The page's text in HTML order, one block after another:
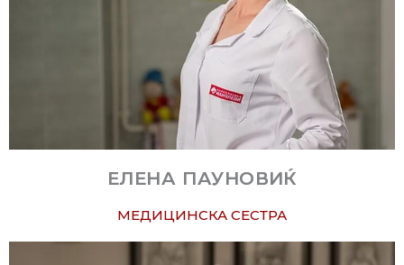
ЕЛЕНА ПАУНОВИЌ
МЕДИЦИНСКА СЕСТРА